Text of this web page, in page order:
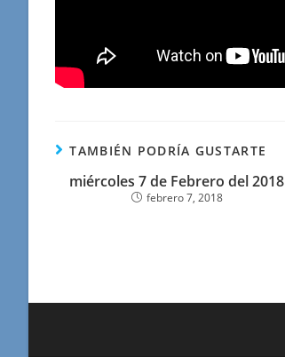
TAMBIÉN PODRÍA GUSTARTE
miércoles 7 de Febrero del 2018
febrero 7, 2018